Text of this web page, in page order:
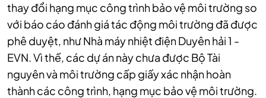
thay đổi hạng mục công trình bảo vệ môi trường so
với báo cáo đánh giá tác động môi trường đã được
phê duyệt, như Nhà máy nhiệt điện Duyên hải 1 -
EVN. Vì thế, các dự án này chưa được Bộ Tài
nguyên và môi trường cấp giấy xác nhận hoàn
thành các công trình, hạng mục bảo vệ môi trường.